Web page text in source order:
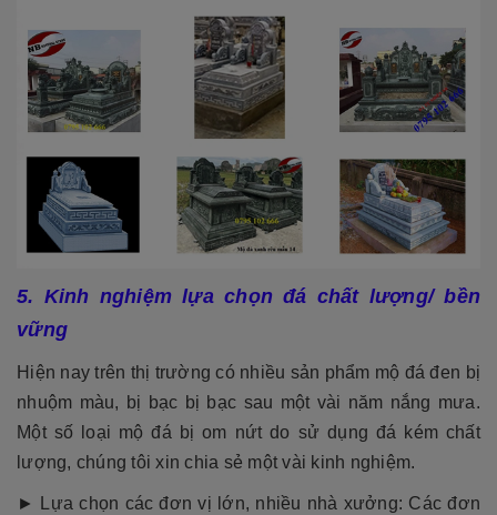
5. Kinh nghiệm lựa chọn đá chất lượng/ bền
vững
Hiện nay trên thị trường có nhiều sản phẩm mộ đá đen bị
nhuộm màu, bị bạc bị bạc sau một vài năm nắng mưa.
Một số loại mộ đá bị om nứt do sử dụng đá kém chất
lượng, chúng tôi xin chia sẻ một vài kinh nghiệm.
► Lựa chọn các đơn vị lớn, nhiều nhà xưởng: Các đơn